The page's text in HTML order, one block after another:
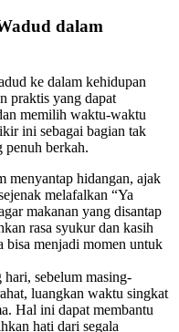
dalam
ke dalam kehidupan
praktis yang dapat
memilih waktu-waktu
ini sebagai bagian tak
penuh berkah.
menyantap hidangan, ajak
melafalkan “Ya
makanan yang disantap
rasa syukur dan kasih
bisa menjadi momen untuk
sebelum masing-
luangkan waktu singkat
Hal ini dapat membantu
hati dari segala